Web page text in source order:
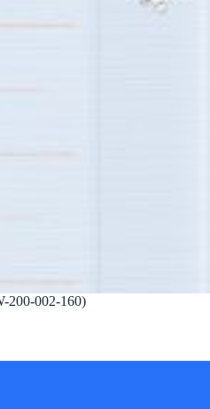
200-002-160)